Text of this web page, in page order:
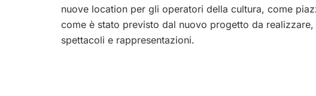
nuove location per gli operatori della cultura, come
come è stato previsto dal nuovo progetto da
spettacoli e rappresentazioni.